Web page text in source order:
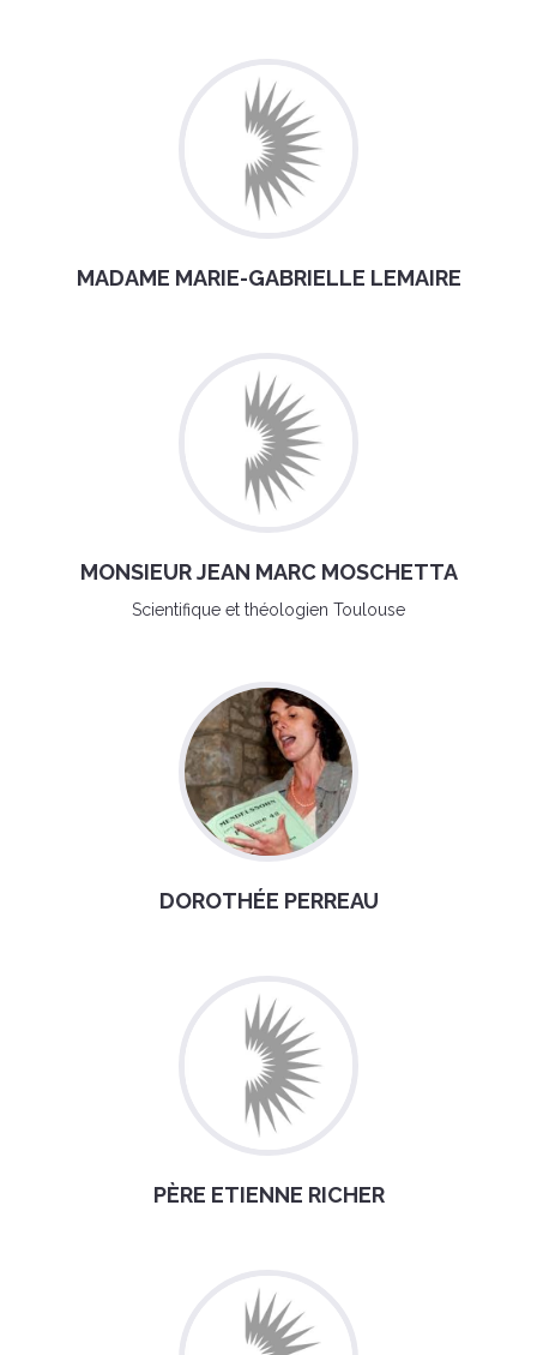
MADAME MARIE-GABRIELLE LEMAIRE
MONSIEUR JEAN MARC MOSCHETTA
Scientifique et théologien Toulouse
DOROTHÉE PERREAU
PÈRE ETIENNE RICHER